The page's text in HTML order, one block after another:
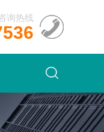
询热线